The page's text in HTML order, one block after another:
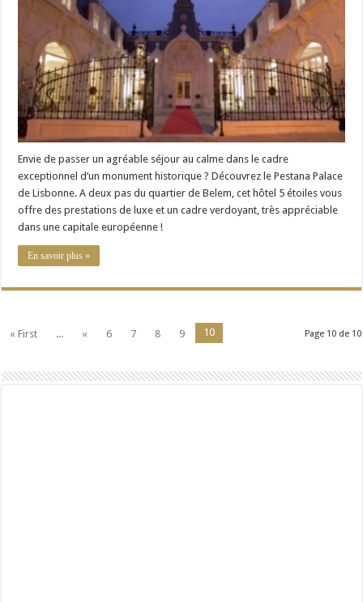
Lisbonne
Envie de passer un agréable séjour au calme dans le cadre
exceptionnel d’un monument historique ? Découvrez le Pestana Palace
de Lisbonne. A deux pas du quartier de Belem, cet hôtel 5 étoiles vous
offre des prestations de luxe et un cadre verdoyant, très appréciable
dans une capitale européenne !
En savoir plus »
Page 10 de 10
« First ... « 6 7 8 9 10